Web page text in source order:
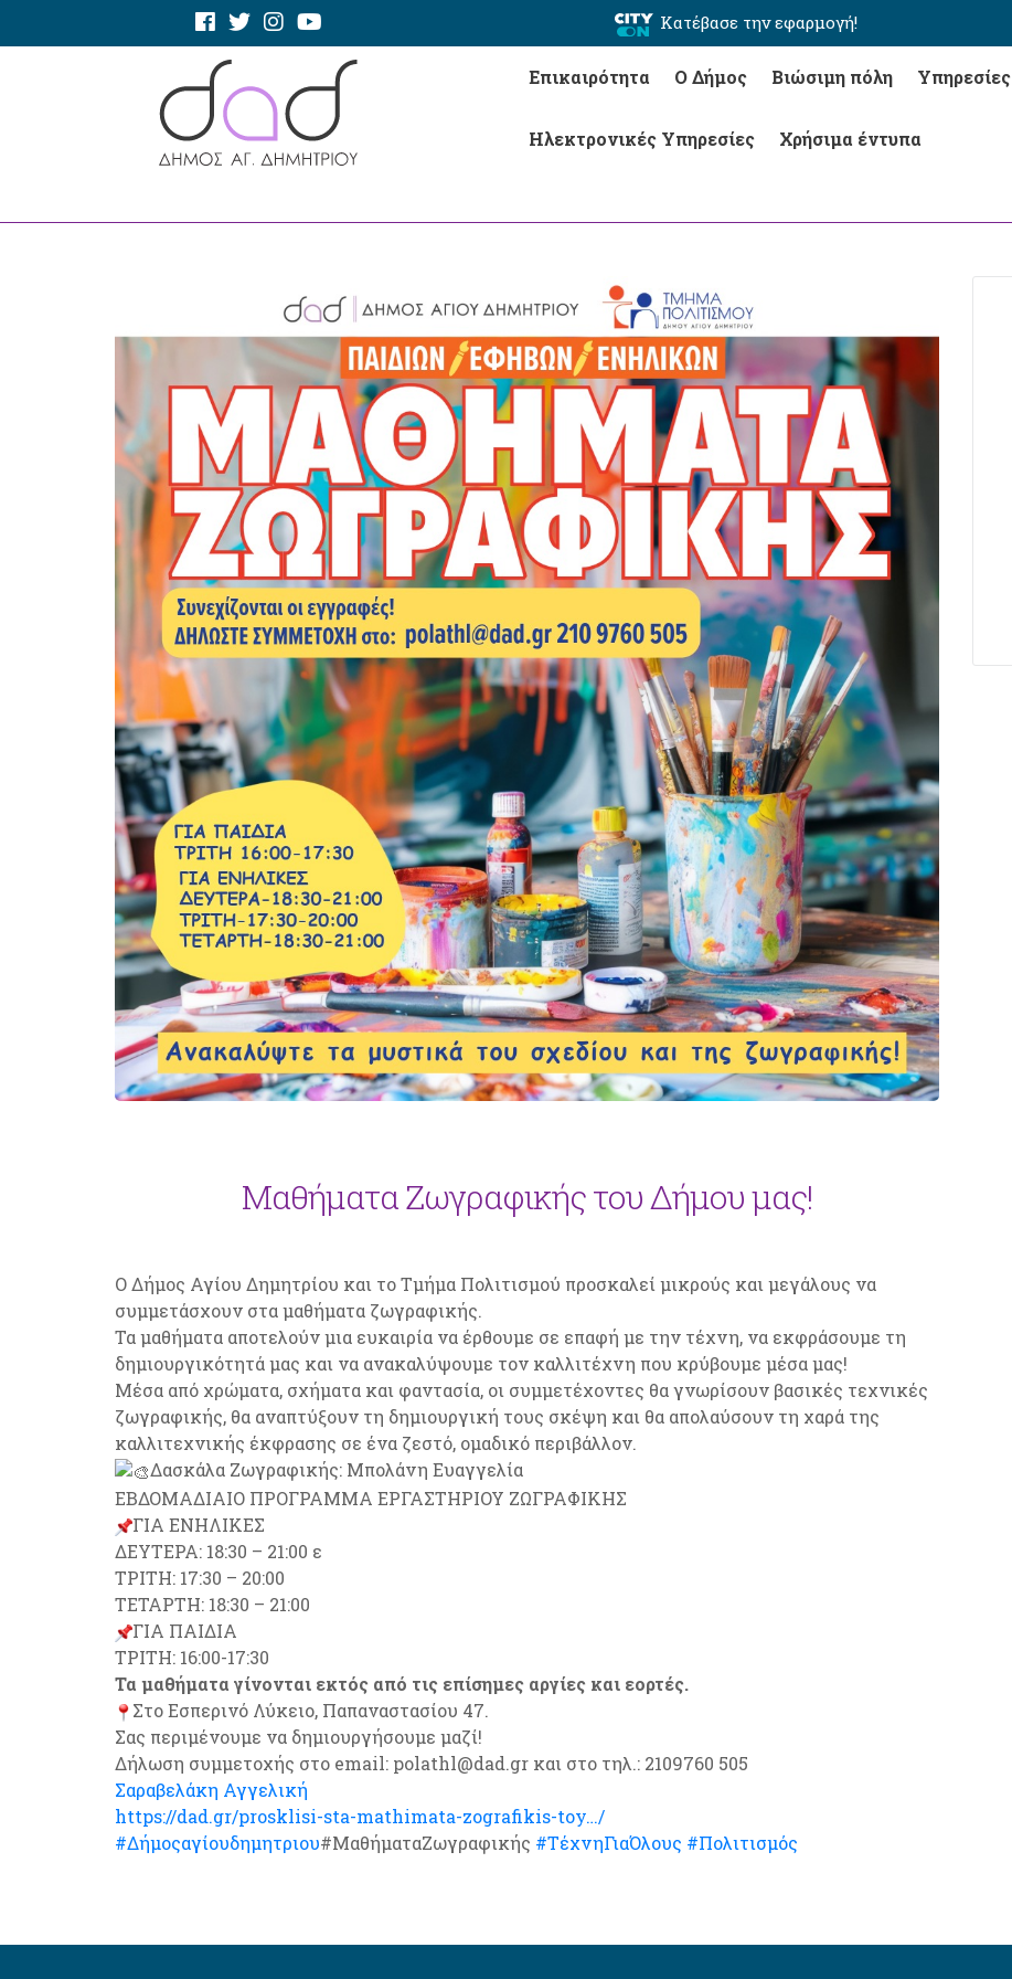
Κατέβασε την εφαρμογή!
Επικαιρότητα Ο Δήμος Βιώσιμη πόλη Υπηρεσίες
Ηλεκτρονικές Υπηρεσίες Χρήσιμα έντυπα
Μαθήματα Ζωγραφικής του Δήμου μας!
Ο Δήμος Αγίου Δημητρίου και το Τμήμα Πολιτισμού προσκαλεί μικρούς και μεγάλους να
συμμετάσχουν στα μαθήματα ζωγραφικής.
Τα μαθήματα αποτελούν μια ευκαιρία να έρθουμε σε επαφή με την τέχνη, να εκφράσουμε τη
δημιουργικότητά μας και να ανακαλύψουμε τον καλλιτέχνη που κρύβουμε μέσα μας!
Μέσα από χρώματα, σχήματα και φαντασία, οι συμμετέχοντες θα γνωρίσουν βασικές τεχνικές
ζωγραφικής, θα αναπτύξουν τη δημιουργική τους σκέψη και θα απολαύσουν τη χαρά της
καλλιτεχνικής έκφρασης σε ένα ζεστό, ομαδικό περιβάλλον.
Δασκάλα Ζωγραφικής: Μπολάνη Ευαγγελία
ΕΒΔΟΜΑΔΙΑΙΟ ΠΡΟΓΡΑΜΜΑ ΕΡΓΑΣΤΗΡΙΟΥ ΖΩΓΡΑΦΙΚΗΣ
ΓΙΑ ΕΝΗΛΙΚΕΣ
ΔΕΥΤΕΡΑ: 18:30 – 21:00 ε
ΤΡΙΤΗ: 17:30 – 20:00
ΤΕΤΑΡΤΗ: 18:30 – 21:00
ΓΙΑ ΠΑΙΔΙΑ
ΤΡΙΤΗ: 16:00-17:30
Τα μαθήματα γίνονται εκτός από τις επίσημες αργίες και εορτές.
Στο Εσπερινό Λύκειο, Παπαναστασίου 47.
Σας περιμένουμε να δημιουργήσουμε μαζί!
Δήλωση συμμετοχής στο email: polathl@dad.gr και στο τηλ.: 2109760 505
Σαραβελάκη Αγγελική
https://dad.gr/prosklisi-sta-mathimata-zografikis-toy…/
#Δήμοςαγίουδημητριου#ΜαθήματαΖωγραφικής #ΤέχνηΓιαΌλους #Πολιτισμός